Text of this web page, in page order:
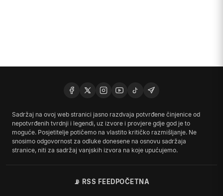
Sadržaj na ovoj web stranici jasno razdvaja potvrđene činjenice od
nepotvrđenih tvrdnji i legendi, uz izvore i provjere gdje god je to
moguće. Posjetitelje potičemo na vlastito kritičko razmišljanje. Ne
snosimo odgovornost za odluke donesene na osnovu sadržaja
stranice, niti za sadržaj vanjskih izvora na koje upućujemo.
📡 RSS FEEDPOČETNA